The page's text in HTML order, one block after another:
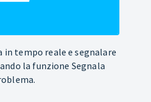
in tempo reale e segnalare
la funzione Segnala